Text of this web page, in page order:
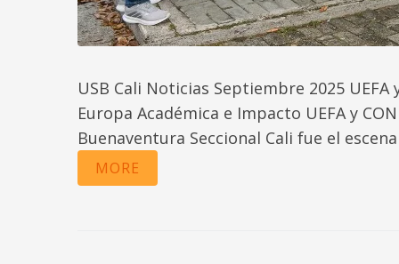
USB Cali Noticias Septiembre 2025
Europa Académica e Impacto UEFA y
Buenaventura Seccional Cali fue el
MORE